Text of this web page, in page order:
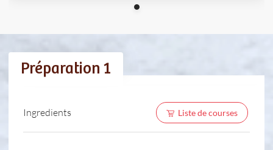
Préparation 1
Ingredients Liste de courses